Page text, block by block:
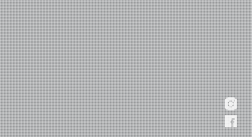
フィットネスコース
料金システム
ビフォーアフター
よくある質問